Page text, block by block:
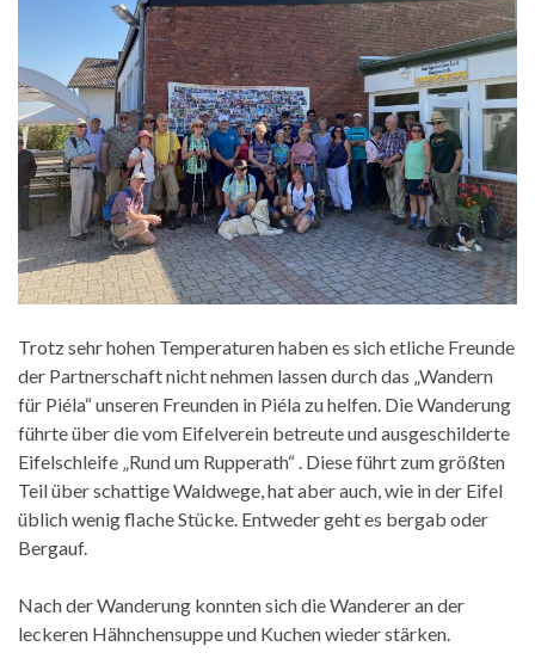
Trotz sehr hohen Temperaturen haben es sich etliche Freunde
der Partnerschaft nicht nehmen lassen durch das „Wandern
für Piéla“ unseren Freunden in Piéla zu helfen. Die Wanderung
führte über die vom Eifelverein betreute und ausgeschilderte
Eifelschleife „Rund um Rupperath“ . Diese führt zum größten
Teil über schattige Waldwege, hat aber auch, wie in der Eifel
üblich wenig flache Stücke. Entweder geht es bergab oder
Bergauf.
Nach der Wanderung konnten sich die Wanderer an der
leckeren Hähnchensuppe und Kuchen wieder stärken.